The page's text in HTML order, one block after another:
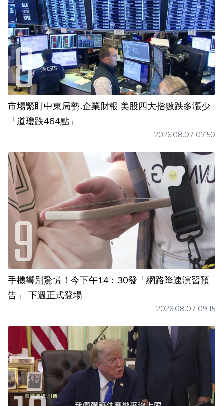
市場緊盯中東局勢.企業財報 美股四大指數跌多漲少
「道瓊跌464點」
2026.08.07 07:50
手機響別驚慌！今下午14：30發「網路降速演習預
告」 下週正式登場
2026.08.07 09:15